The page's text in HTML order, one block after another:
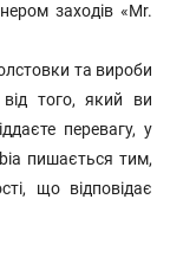
заходів «Mr.
та вироби
того, який ви
перевагу, у
пишається тим,
що відповідає